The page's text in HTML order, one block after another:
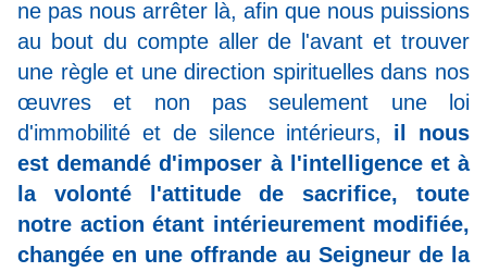
ne pas nous arrêter là, afin que nous puissions
au bout du compte aller de l'avant et trouver
une règle et une direction spirituelles dans nos
œuvres et non pas seulement une loi
d'immobilité et de silence intérieurs, il nous
est demandé d'imposer à l'intelligence et à
la volonté l'attitude de sacrifice, toute
notre action étant intérieurement modifiée,
changée en une offrande au Seigneur de la